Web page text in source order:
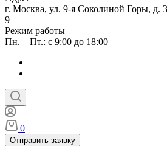
г. Москва, ул. 9-я Соколиной Горы, д.
9
Режим работы
Пн. – Пт.: с 9:00 до 18:00
0
Отправить заявку